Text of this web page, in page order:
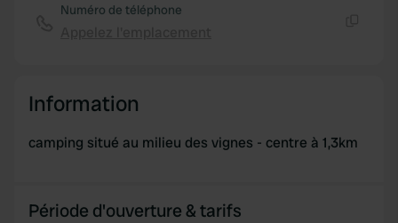
Numéro de téléphone
Information
camping situé au milieu des vignes - centre à 1,3km
Période d'ouverture & tarifs